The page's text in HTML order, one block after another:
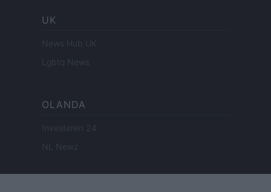
UK
News Hub UK
Lgbtq News
OLANDA
Investeren 24
NL Newz